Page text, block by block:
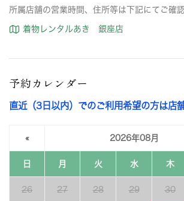
所属店舗の営業時間、住所等は下記にてご確
着物レンタルあき 銀座店
予約カレンダー
直近（3日以内）でのご利用希望の方は店
« 2026年08月
日 月 火 水 木
26 27 28 29 30